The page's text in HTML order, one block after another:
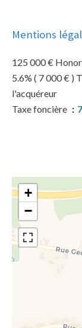
Mentions
125 000 €
5.6% ( 7 000 € )
l'acquéreur
Taxe foncière
+
−